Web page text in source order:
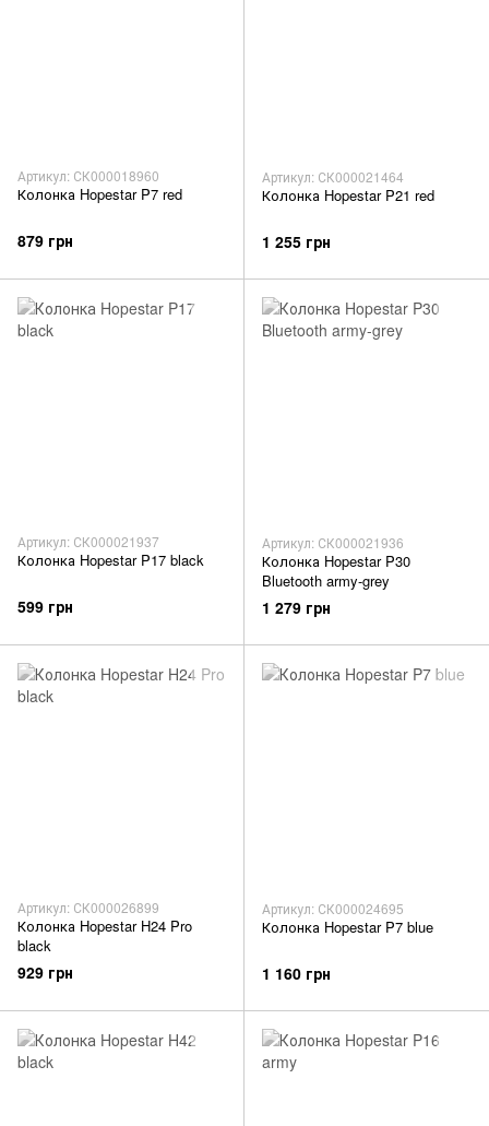
Артикул: СК000018960
Колонка Hopestar P7 red
879 грн
Артикул: СК000021464
Колонка Hopestar P21 red
1 255 грн
Артикул: СК000021937
Колонка Hopestar P17 black
599 грн
Артикул: СК000021936
Колонка Hopestar P30
Bluetooth army-grey
1 279 грн
Артикул: СК000026899
Колонка Hopestar H24 Pro
black
929 грн
Артикул: СК000024695
Колонка Hopestar P7 blue
1 160 грн